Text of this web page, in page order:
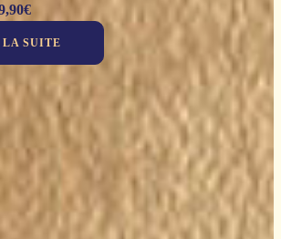
€
SUITE